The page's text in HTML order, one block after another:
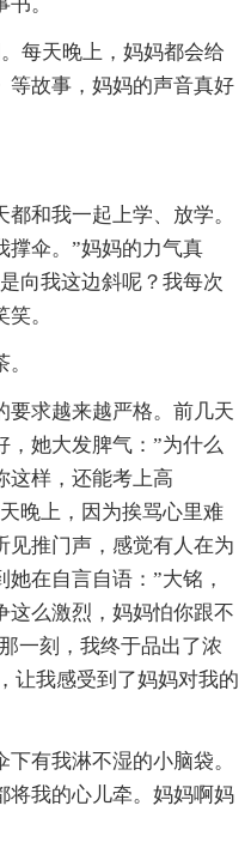
天晚上，妈妈都会给
等故事，妈妈的声音真好
和我一起上学、放学。
撑伞。”妈妈的力气真
向我这边斜呢？我每次
。
求越来越严格。前几天
，她大发脾气：”为什么
这样，还能考上高
晚上，因为挨骂心里难
见推门声，感觉有人在为
在自言自语：”大铭，
这么激烈，妈妈怕你跟不
一刻，我终于品出了浓
让我感受到了妈妈对我的
有我淋不湿的小脑袋。
将我的心儿牵。妈妈啊妈